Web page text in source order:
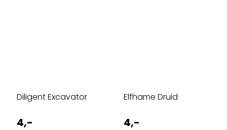
Diligent Excavator
4,-
Elfhame Druid
4,-